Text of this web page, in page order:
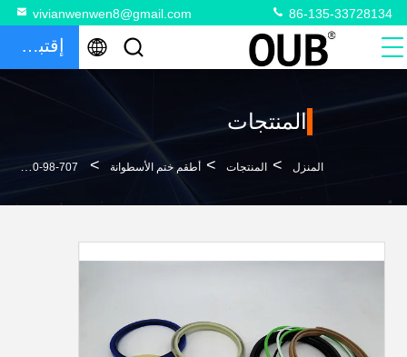
vivianwenwen8@gmail.com 86-135-33728134
إقتباس
المنتجات
المنزل > المنتجات > أطقم ختم الأسطوانة > 707-98-36110 طقم ختم هيدروليكي ذراع بوم دلو ختم كيت 707-98-37500707-98-38600 أطقم ختم أجزاء حفارة لـ PC120-3